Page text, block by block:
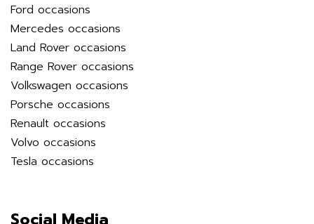
Ford occasions
Mercedes occasions
Land Rover occasions
Range Rover occasions
Volkswagen occasions
Porsche occasions
Renault occasions
Volvo occasions
Tesla occasions